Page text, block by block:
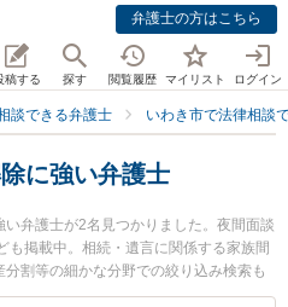
弁護士の方はこちら
稿する 探す 閲覧履歴 マイリスト ログイン
談できる弁護士 いわき市で法律相談
に強い弁護士
弁護士が2名見つかりました。夜間面談
も掲載中。相続・遺言に関係する家族間
割等の細かな分野での絞り込み検索も
事務所の佐藤 慎也弁護士や弁護士法人